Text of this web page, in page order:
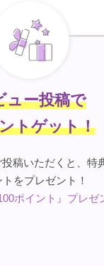
ュー投稿で
トゲット！
稿いただくと、特
をプレゼント！
ポイント』プレゼ